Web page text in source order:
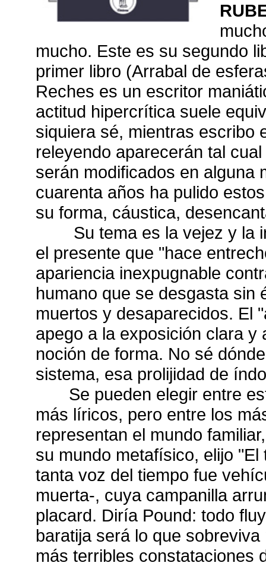
mucho. Este es su segundo
primer libro (Arrabal de
Reches es un escritor
actitud hipercrítica suele
siquiera sé, mientras escribo
releyendo aparecerán tal
serán modificados en alguna
cuarenta años ha pulido
su forma, cáustica,
Su tema es la vejez y la
el presente que "hace
apariencia inexpugnable
humano que se desgasta sin
muertos y desaparecidos. El
apego a la exposición clara y
noción de forma. No sé
sistema, esa prolijidad de
Se pueden elegir entre
más líricos, pero entre los
representan el mundo
su mundo metafísico, elijo
tanta voz del tiempo fue
muerta-, cuya campanilla
placard. Diría Pound: todo
baratija será lo que
más terribles constataciones